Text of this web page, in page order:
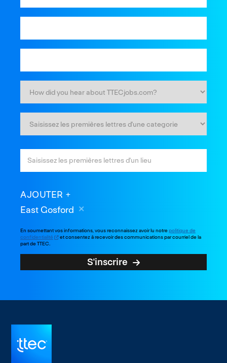
AJOUTER
East Gosford
En soumettant vos informations, vous reconnaissez avoir lu notrepolitique de
confidentialité
et consentez à recevoir des communications par courriel de la
part de TTEC.
S'inscrire